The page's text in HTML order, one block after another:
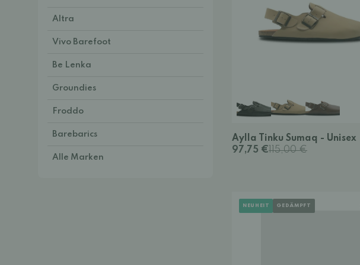
Altra
Vivo Barefoot
Be Lenka
Groundies
Froddo
Barebarics
Alle Marken
Aylla Tinku Sumaq - Unisex
97,75 €115,00 €
NEUHEIT GEDÄMPFT